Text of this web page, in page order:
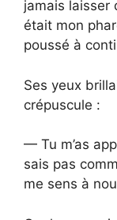
jamais laisser
était mon
poussé à
Ses yeux
crépuscule :
— Tu m’as
sais pas
me sens à